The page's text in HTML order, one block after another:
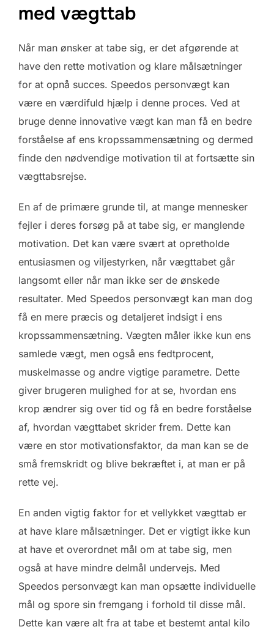
med vægttab
Når man ønsker at tabe sig, er det afgørende at
have den rette motivation og klare målsætninger
for at opnå succes. Speedos personvægt kan
være en værdifuld hjælp i denne proces. Ved at
bruge denne innovative vægt kan man få en bedre
forståelse af ens kropssammensætning og dermed
finde den nødvendige motivation til at fortsætte sin
vægttabsrejse.
En af de primære grunde til, at mange mennesker
fejler i deres forsøg på at tabe sig, er manglende
motivation. Det kan være svært at opretholde
entusiasmen og viljestyrken, når vægttabet går
langsomt eller når man ikke ser de ønskede
resultater. Med Speedos personvægt kan man dog
få en mere præcis og detaljeret indsigt i ens
kropssammensætning. Vægten måler ikke kun ens
samlede vægt, men også ens fedtprocent,
muskelmasse og andre vigtige parametre. Dette
giver brugeren mulighed for at se, hvordan ens
krop ændrer sig over tid og få en bedre forståelse
af, hvordan vægttabet skrider frem. Dette kan
være en stor motivationsfaktor, da man kan se de
små fremskridt og blive bekræftet i, at man er på
rette vej.
En anden vigtig faktor for et vellykket vægttab er
at have klare målsætninger. Det er vigtigt ikke kun
at have et overordnet mål om at tabe sig, men
også at have mindre delmål undervejs. Med
Speedos personvægt kan man opsætte individuelle
mål og spore sin fremgang i forhold til disse mål.
Dette kan være alt fra at tabe et bestemt antal kilo